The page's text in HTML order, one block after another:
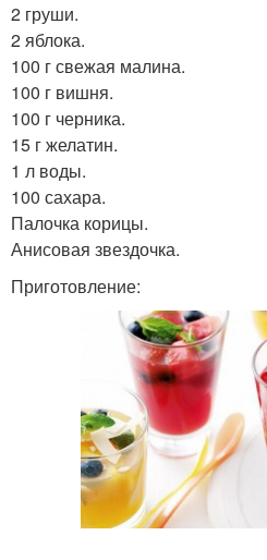
2 груши.
2 яблока.
100 г свежая малина.
100 г вишня.
100 г черника.
15 г желатин.
1 л воды.
100 сахара.
Палочка корицы.
Анисовая звездочка.
Приготовление: